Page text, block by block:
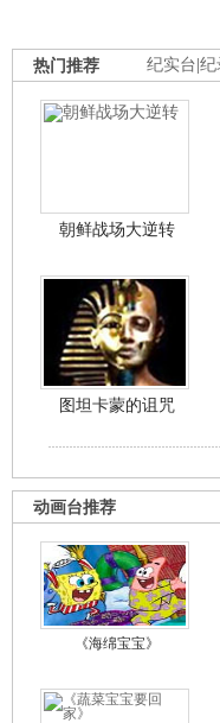
纪实台 纪
热门推荐
朝鲜战场大逆转
图坦卡蒙的诅咒
动画台推荐
《海绵宝宝》